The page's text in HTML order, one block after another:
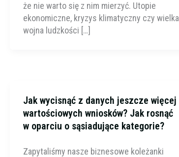
że nie warto się z nim mierzyć. Utopie
ekonomiczne, kryzys klimatyczny czy wielka
wojna ludzkości […]
Jak wycisnąć z danych jeszcze więcej
wartościowych wniosków? Jak rosnąć
w oparciu o sąsiadujące kategorie?
Zapytaliśmy nasze biznesowe koleżanki